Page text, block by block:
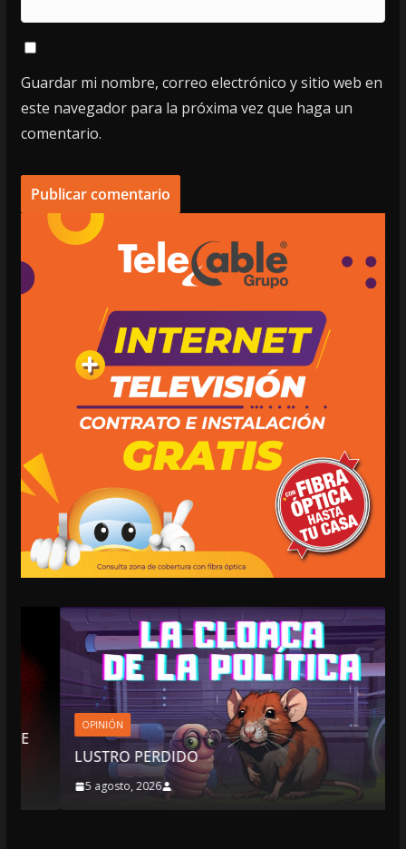
Guardar mi nombre, correo electrónico y sitio web en
este navegador para la próxima vez que haga un
comentario.
OPINIÓN
LUSTRO PERDIDO
5 agosto, 2026